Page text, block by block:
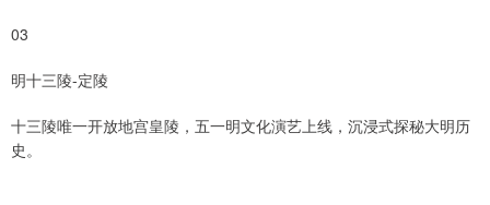
03
明十三陵-定陵
十三陵唯一开放地宫皇陵，五一明文化演艺上线，沉浸式探秘大明历
史。